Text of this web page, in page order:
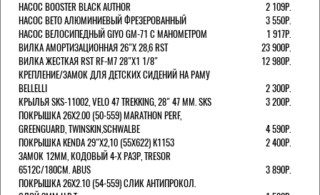
НАСОС BOOSTER BLACK AUTHOR
2 109Р.
НАСОС BETO АЛЮМИНИЕВЫЙ ФРЕЗЕРОВАННЫЙ
3 550Р.
НАСОС ВЕЛОСИПЕДНЫЙ GIYO GM-71 С МАНОМЕТРОМ
1 917Р.
ВИЛКА АМОРТИЗАЦИОННАЯ 26"Х 28,6 RST
23 900Р.
ВИЛКА ЖЕСТКАЯ RST RF-M7 28"Х1 1/8"
12 980Р.
КРЕПЛЕНИЕ/ЗАМОК ДЛЯ ДЕТСКИХ СИДЕНИЙ НА РАМУ
BELLELLI
2 300Р.
КРЫЛЬЯ SKS-11002, VELO 47 TREKKING, 28" 47 ММ. SKS
3 200Р.
ПОКРЫШКА 26X2.00 (50-559) MARATHON PERF,
GREENGUARD, TWINSKIN,SCHWALBE
4 590Р.
ПОКРЫШКА KENDA 29"Х2,10 (55X622) K1153
2 400Р.
ЗАМОК 12ММ, КОДОВЫЙ 4-Х РАЗР, TRESOR
6512C/180СМ. ABUS
3 890Р.
ПОКРЫШКА 26X2.10 (54-559) СЛИК АНТИПРОКОЛ.